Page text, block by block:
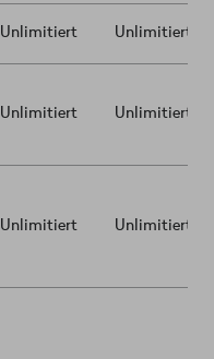
Unlimitiert Unlimitiert
Unlimitiert Unlimitiert
Unlimitiert Unlimitiert